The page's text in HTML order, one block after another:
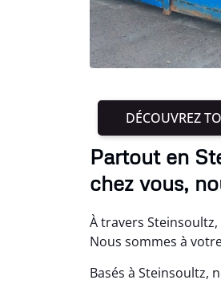
DÉCOUVREZ
Partout en
chez vous,
À travers
Nous sommes à
Basés à Steinsoultz,